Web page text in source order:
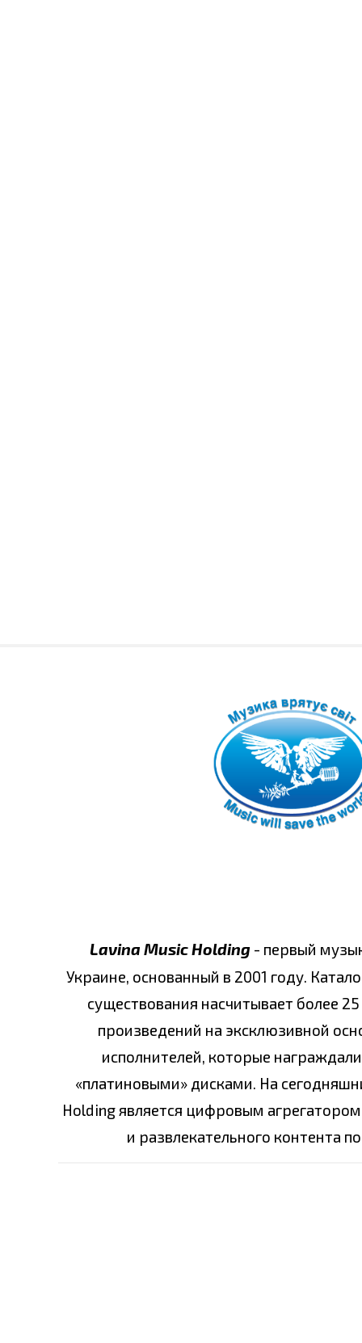
Lavina Music Holding - первый
Украине, основанный в 2001 году.
существования насчитывает более
произведений на эксклюзивной
исполнителей, которые
«платиновыми» дисками. На
Holding является цифровым
и развлекательного контента